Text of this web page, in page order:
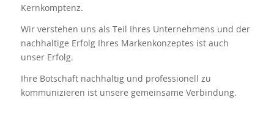
Kernkomptenz.
Wir verstehen uns als Teil Ihres Unternehmens und der
nachhaltige Erfolg Ihres Markenkonzeptes ist auch
unser Erfolg.
Ihre Botschaft nachhaltig und professionell zu
kommunizieren ist unsere gemeinsame Verbindung.